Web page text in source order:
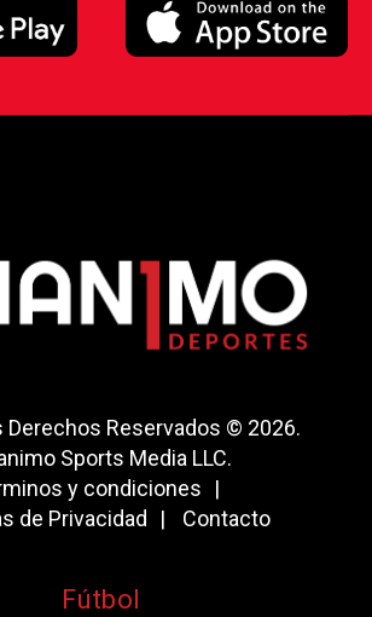
Derechos Reservados © 2026.
Sports Media LLC.
y condiciones
de Privacidad
Contacto
Fútbol